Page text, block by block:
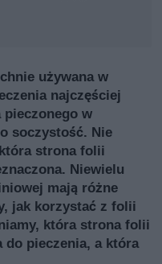
używana w
najczęściej
w
soczystość. Nie
strona folii
Niewielu
mają różne
jak korzystać z folii
która strona folii
pieczenia, a która